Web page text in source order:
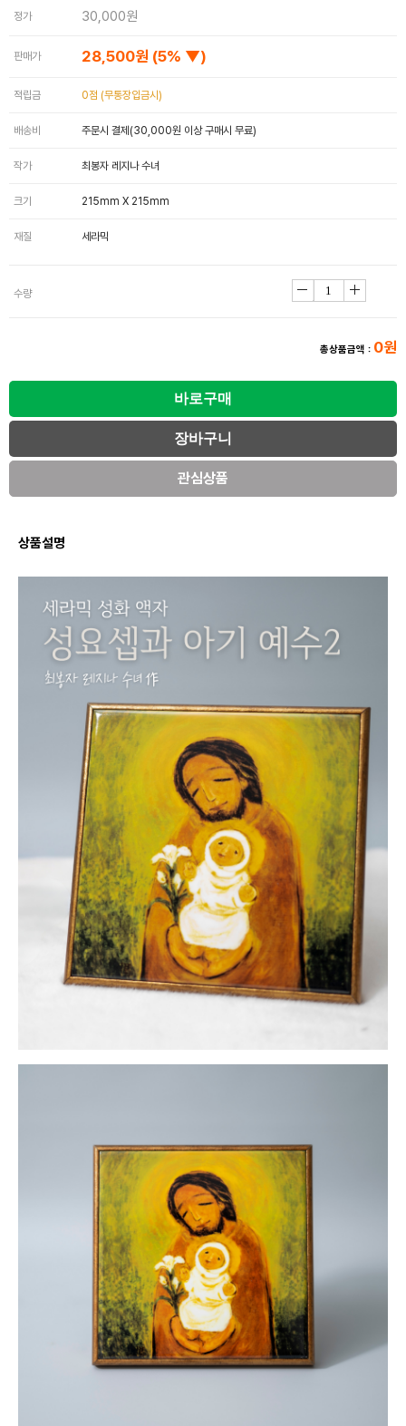
정가 30,000원
판매가 28,500원 (5% ▼)
적립금 0점 (무통장입금시)
배송비 주문시 결제(30,000원 이상 구매시 무료)
작가 최봉자 레지나 수녀
크기 215mm X 215mm
재질 세라믹
수량
총상품금액 : 0원
관심상품
상품설명